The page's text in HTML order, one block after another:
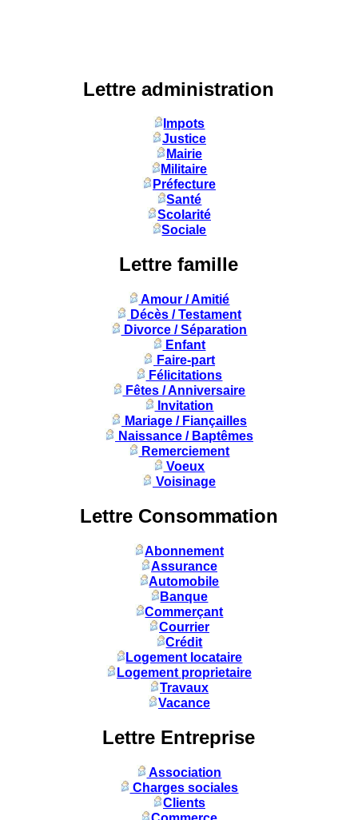
Lettre administration
Impots
Justice
Mairie
Militaire
Préfecture
Santé
Scolarité
Sociale
Lettre famille
Amour / Amitié
Décès / Testament
Divorce / Séparation
Enfant
Faire-part
Félicitations
Fêtes / Anniversaire
Invitation
Mariage / Fiançailles
Naissance / Baptêmes
Remerciement
Voeux
Voisinage
Lettre Consommation
Abonnement
Assurance
Automobile
Banque
Commerçant
Courrier
Crédit
Logement locataire
Logement proprietaire
Travaux
Vacance
Lettre Entreprise
Association
Charges sociales
Clients